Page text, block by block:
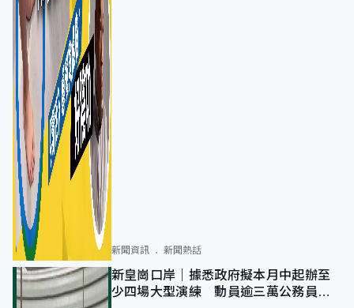
新聞資訊 新聞熱話
新皇崗口岸｜據悉政府擬本月中起辦至
少四場大型演練 動員逾三萬公務員人